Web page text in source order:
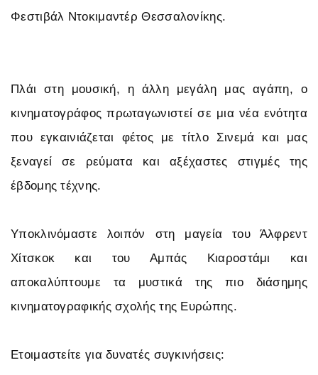
Φεστιβάλ Ντοκιμαντέρ Θεσσαλονίκης.
Πλάι στη μουσική, η άλλη μεγάλη μας αγάπη, ο
κινηματογράφος πρωταγωνιστεί σε μια νέα ενότητα
που εγκαινιάζεται φέτος με τίτλο Σινεμά και μας
ξεναγεί σε ρεύματα και αξέχαστες στιγμές της
έβδομης τέχνης.
Υποκλινόμαστε λοιπόν στη μαγεία του Άλφρεντ
Χίτσκοκ και του Αμπάς Κιαροστάμι και
αποκαλύπτουμε τα μυστικά της πιο διάσημης
κινηματογραφικής σχολής της Ευρώπης.
Ετοιμαστείτε για δυνατές συγκινήσεις: